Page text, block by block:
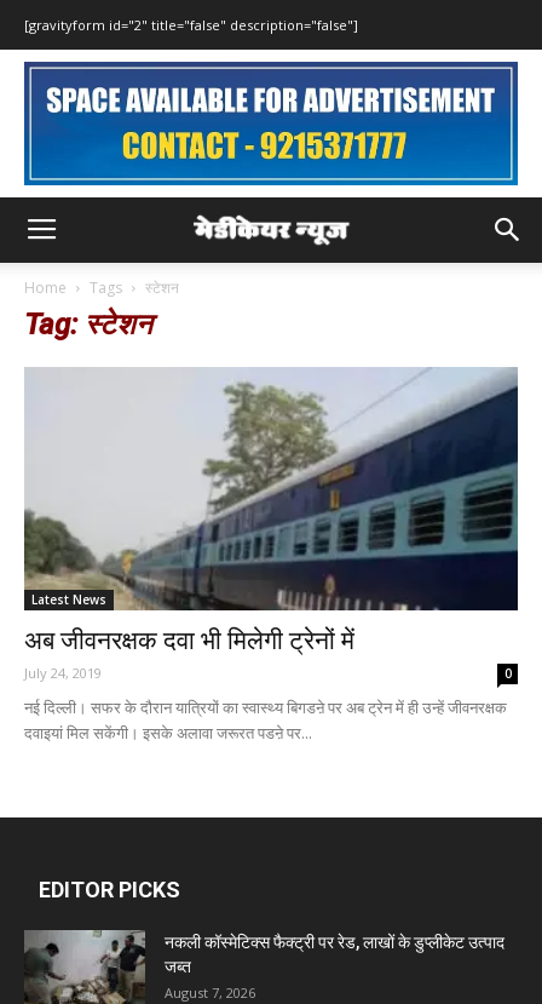
[gravityform id="2" title="false" description="false"]
Home Tags स्टेशन
Tag: स्टेशन
Latest News
अब जीवनरक्षक दवा भी मिलेगी ट्रेनों में
July 24, 2019 0
नई दिल्ली। सफर के दौरान यात्रियों का स्वास्थ्य बिगडऩे पर अब ट्रेन में ही उन्हें जीवनरक्षक
दवाइयां मिल सकेंगी। इसके अलावा जरूरत पडऩे पर...
EDITOR PICKS
नकली कॉस्मेटिक्स फैक्ट्री पर रेड, लाखों के डुप्लीकेट उत्पाद
जब्त
August 7, 2026